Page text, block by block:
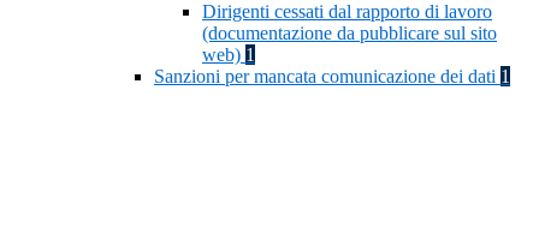
Dirigenti cessati dal rapporto di lavoro
(documentazione da pubblicare sul sito
web) 1
Sanzioni per mancata comunicazione dei dati 1